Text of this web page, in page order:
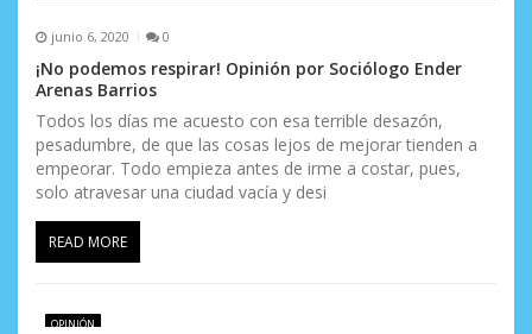
junio 6, 2020 0
¡No podemos respirar! Opinión por Sociólogo Ender
Arenas Barrios
Todos los días me acuesto con esa terrible desazón,
pesadumbre, de que las cosas lejos de mejorar tienden a
empeorar. Todo empieza antes de irme a costar, pues,
solo atravesar una ciudad vacía y desi
READ MORE
OPINIÓN